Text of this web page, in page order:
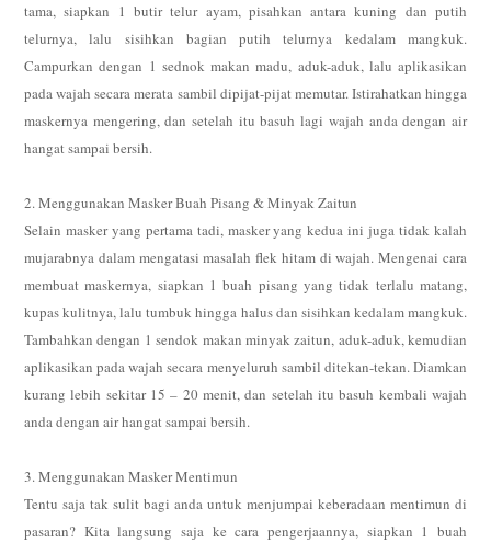
tama, siapkan 1 butir telur ayam, pisahkan antara kuning dan putih
telurnya, lalu sisihkan bagian putih telurnya kedalam mangkuk.
Campurkan dengan 1 sednok makan madu, aduk-aduk, lalu aplikasikan
pada wajah secara merata sambil dipijat-pijat memutar. Istirahatkan hingga
maskernya mengering, dan setelah itu basuh lagi wajah anda dengan air
hangat sampai bersih.
2. Menggunakan Masker Buah Pisang & Minyak Zaitun
Selain masker yang pertama tadi, masker yang kedua ini juga tidak kalah
mujarabnya dalam mengatasi masalah flek hitam di wajah. Mengenai cara
membuat maskernya, siapkan 1 buah pisang yang tidak terlalu matang,
kupas kulitnya, lalu tumbuk hingga halus dan sisihkan kedalam mangkuk.
Tambahkan dengan 1 sendok makan minyak zaitun, aduk-aduk, kemudian
aplikasikan pada wajah secara menyeluruh sambil ditekan-tekan. Diamkan
kurang lebih sekitar 15 – 20 menit, dan setelah itu basuh kembali wajah
anda dengan air hangat sampai bersih.
3. Menggunakan Masker Mentimun
Tentu saja tak sulit bagi anda untuk menjumpai keberadaan mentimun di
pasaran? Kita langsung saja ke cara pengerjaannya, siapkan 1 buah